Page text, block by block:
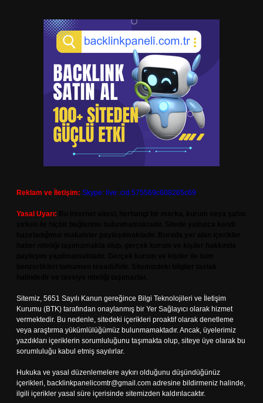
Reklam ve İletişim: Skype: live:.cid.575569c608265c69
Yasal Uyarı:
Sitemiz, 5651 Sayılı Kanun gereğince Bilgi Teknolojileri ve İletişim
Kurumu (BTK) tarafından onaylanmış bir Yer Sağlayıcı olarak hizmet
vermektedir. Bu nedenle, sitedeki içerikleri proaktif olarak denetleme
veya araştırma yükümlülüğümüz bulunmamaktadır. Ancak, üyelerimiz
yazdıkları içeriklerin sorumluluğunu taşımakta olup, siteye üye olarak bu
sorumluluğu kabul etmiş sayılırlar.
Hukuka ve yasal düzenlemelere aykırı olduğunu düşündüğünüz
içerikleri, backlinkpanelicomtr@gmail.com adresine bildirmeniz halinde,
ilgili içerikler yasal süre içerisinde sitemizden kaldırılacaktır.